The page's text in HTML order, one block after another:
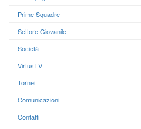
Prime Squadre
Settore Giovanile
Società
VirtusTV
Tornei
Comunicazioni
Contatti